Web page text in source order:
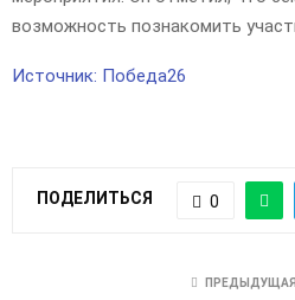
возможность познакомить
Источник: Победа26
ПОДЕЛИТЬСЯ 0
ПРЕДЫДУЩАЯ